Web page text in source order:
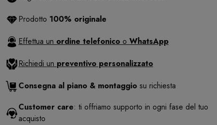
Prodotto 100% originale
Effettua un ordine telefonico o WhatsApp
Richiedi un preventivo personalizzato
Consegna al piano & montaggio su richiesta
Customer care: ti offriamo supporto in ogni fase del tuo
acquisto